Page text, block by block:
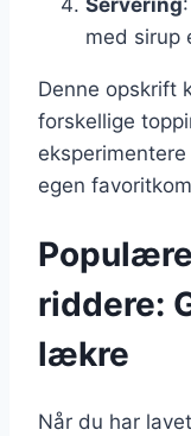
med sirup
Denne opskrift
forskellige
egen
riddere:
lækre
Når du har